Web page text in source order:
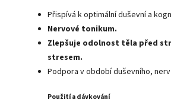
Přispívá k optimální duševní a
Nervové tonikum.
Zlepšuje odolnost těla před
stresem.
Podpora v období duševního,
Použití a dávkování